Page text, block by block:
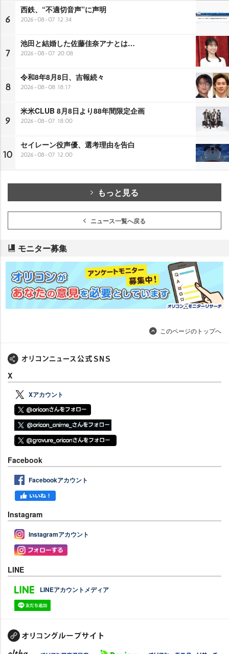
6
西鉄、“不適切音声”に声明
2026-08-07 12:34
7
池田と結婚した佐藤佳奈アナとは…
2026-08-07 20:08
8
令和8年8月8日、吉報続々
2026-08-08 18:17
9
米米CLUB 8月8日より88年間限定企画
2026-08-07 18:00
10
セイレーン役声優、選考理由を告白
2026-08-07 12:00
もっと見る
ニュース一覧へ戻る
モニター募集
このページのトップへ
X
Xアカウント
Facebook
Facebookアカウント
Instagram
Instagramアカウント
LINE
LINEアカウントメディア